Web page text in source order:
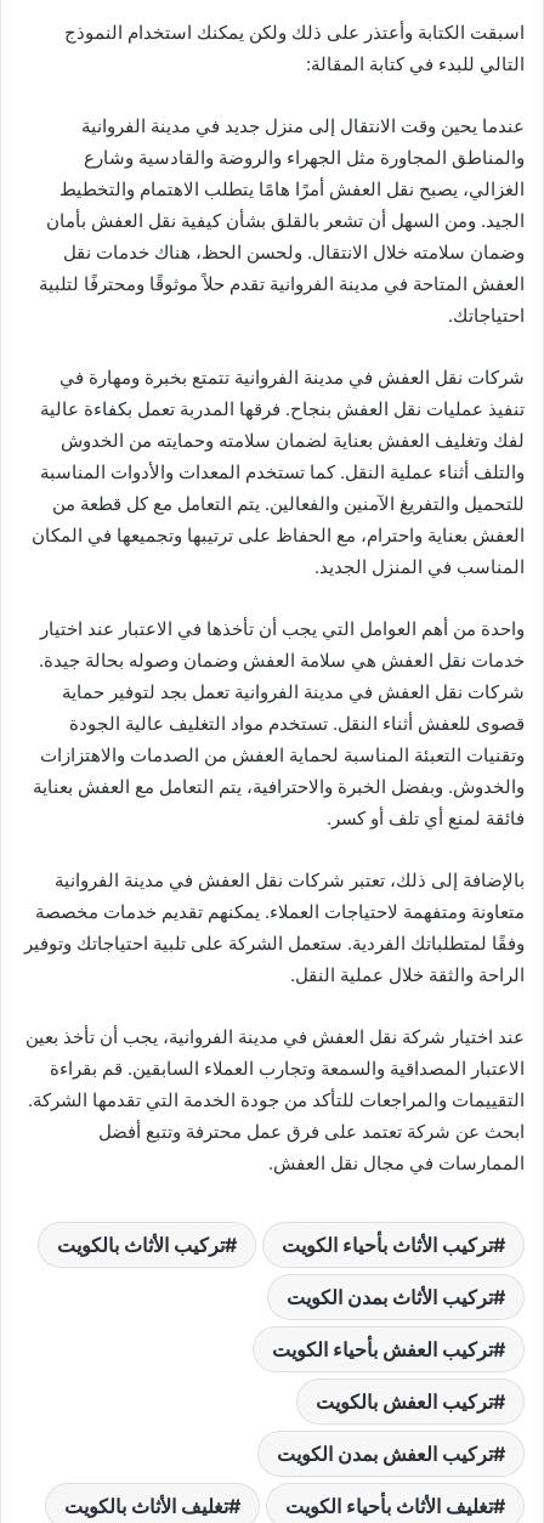
اسبقت الكتابة وأعتذر على ذلك ولكن يمكنك استخدام النموذج
التالي للبدء في كتابة المقالة:
عندما يحين وقت الانتقال إلى منزل جديد في مدينة الفروانية
والمناطق المجاورة مثل الجهراء والروضة والقادسية وشارع
الغزالي، يصبح نقل العفش أمرًا هامًا يتطلب الاهتمام والتخطيط
الجيد. ومن السهل أن تشعر بالقلق بشأن كيفية نقل العفش بأمان
وضمان سلامته خلال الانتقال. ولحسن الحظ، هناك خدمات نقل
العفش المتاحة في مدينة الفروانية تقدم حلاً موثوقًا ومحترفًا لتلبية
احتياجاتك.
شركات نقل العفش في مدينة الفروانية تتمتع بخبرة ومهارة في
تنفيذ عمليات نقل العفش بنجاح. فرقها المدربة تعمل بكفاءة عالية
لفك وتغليف العفش بعناية لضمان سلامته وحمايته من الخدوش
والتلف أثناء عملية النقل. كما تستخدم المعدات والأدوات المناسبة
للتحميل والتفريغ الآمنين والفعالين. يتم التعامل مع كل قطعة من
العفش بعناية واحترام، مع الحفاظ على ترتيبها وتجميعها في المكان
المناسب في المنزل الجديد.
واحدة من أهم العوامل التي يجب أن تأخذها في الاعتبار عند اختيار
خدمات نقل العفش هي سلامة العفش وضمان وصوله بحالة جيدة.
شركات نقل العفش في مدينة الفروانية تعمل بجد لتوفير حماية
قصوى للعفش أثناء النقل. تستخدم مواد التغليف عالية الجودة
وتقنيات التعبئة المناسبة لحماية العفش من الصدمات والاهتزازات
والخدوش. وبفضل الخبرة والاحترافية، يتم التعامل مع العفش بعناية
فائقة لمنع أي تلف أو كسر.
بالإضافة إلى ذلك، تعتبر شركات نقل العفش في مدينة الفروانية
متعاونة ومتفهمة لاحتياجات العملاء. يمكنهم تقديم خدمات مخصصة
وفقًا لمتطلباتك الفردية. ستعمل الشركة على تلبية احتياجاتك وتوفير
الراحة والثقة خلال عملية النقل.
عند اختيار شركة نقل العفش في مدينة الفروانية، يجب أن تأخذ بعين
الاعتبار المصداقية والسمعة وتجارب العملاء السابقين. قم بقراءة
التقييمات والمراجعات للتأكد من جودة الخدمة التي تقدمها الشركة.
ابحث عن شركة تعتمد على فرق عمل محترفة وتتبع أفضل
الممارسات في مجال نقل العفش.
تركيب الأثاث بأحياء الكويت تركيب الأثاث بالكويت
تركيب الأثاث بمدن الكويت
تركيب العفش بأحياء الكويت
تركيب العفش بالكويت
تركيب العفش بمدن الكويت
تغليف الأثاث بأحياء الكويت تغليف الأثاث بالكويت